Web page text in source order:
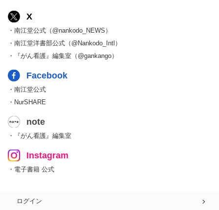
X
・南江堂公式（@nankodo_NEWS）
・南江堂洋書部公式（@Nankodo_Intl）
・『がん看護』編集室（@gankango）
Facebook
・南江堂公式
・NurSHARE
note
・『がん看護』編集室
Instagram
・電子書籍 公式
ログイン